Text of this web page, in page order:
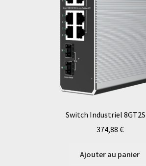
Switch Industriel
374,88 €
Ajouter au panier